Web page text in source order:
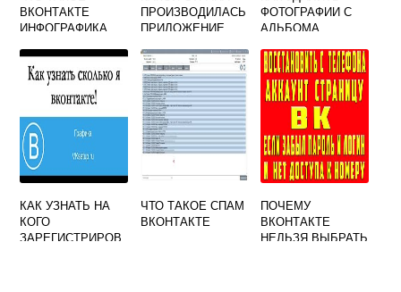
ВКОНТАКТЕ
ИНФОГРАФИКА
ПРОИЗВОДИЛАСЬ
ПРИЛОЖЕНИЕ
ФОТОГРАФИИ С
АЛЬБОМА
КАК УЗНАТЬ НА
КОГО
ЗАРЕГИСТРИРОВ
ЧТО ТАКОЕ СПАМ
ВКОНТАКТЕ
ПОЧЕМУ
ВКОНТАКТЕ
НЕЛЬЗЯ ВЫБРАТЬ